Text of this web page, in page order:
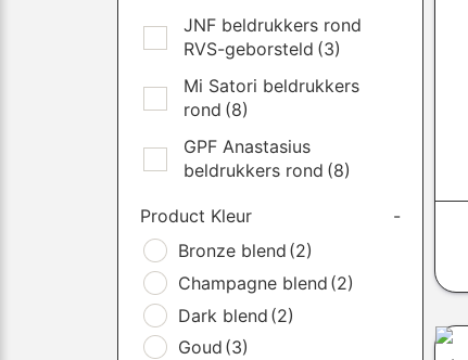
JNF beldrukkers rond
RVS-geborsteld (3)
Mi Satori beldrukkers
rond (8)
GPF Anastasius
beldrukkers rond (8)
Product Kleur
-
Bronze blend (2)
Champagne blend (2)
Dark blend (2)
Goud (3)